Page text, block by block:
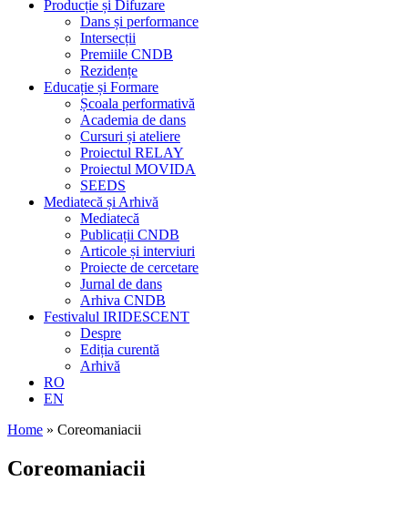
Producție și Difuzare
Dans și performance
Intersecții
Premiile CNDB
Rezidențe
Educație și Formare
Școala performativă
Academia de dans
Cursuri și ateliere
Proiectul RELAY
Proiectul MOVIDA
SEEDS
Mediatecă și Arhivă
Mediatecă
Publicații CNDB
Articole și interviuri
Proiecte de cercetare
Jurnal de dans
Arhiva CNDB
Festivalul IRIDESCENT
Despre
Ediția curentă
Arhivă
RO
EN
Home » Coreomaniacii
Coreomaniacii